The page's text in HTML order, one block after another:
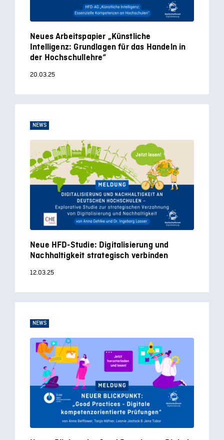
Neues Arbeitspapier „Künstliche
Intelligenz: Grundlagen für das Handeln in
der Hochschullehre“
20.03.25
NEWS
Neue HFD-Studie: Digitalisierung und
Nachhaltigkeit strategisch verbinden
12.03.25
NEWS